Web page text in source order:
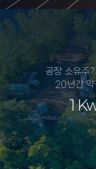
공장 소유주
20년간 약